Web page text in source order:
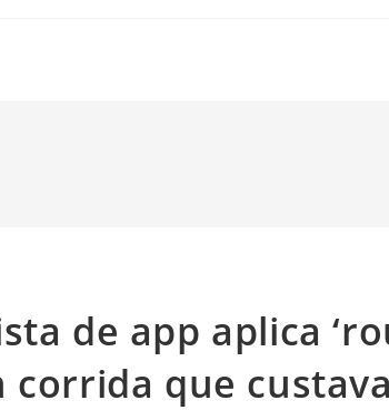
de app aplica
corrida que